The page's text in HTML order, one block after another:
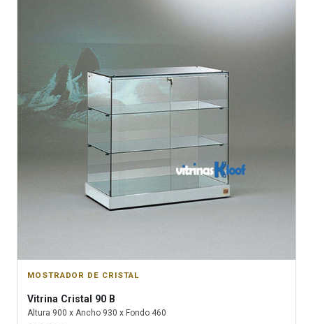
MOSTRADOR DE CRISTAL
Vitrina Cristal 90 B
Altura 900 x Ancho 930 x Fondo 460